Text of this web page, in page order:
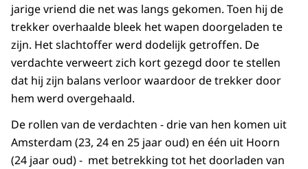
jarige vriend die net was langs gekomen. Toen hij de
trekker overhaalde bleek het wapen doorgeladen te
zijn. Het slachtoffer werd dodelijk getroffen. De
verdachte verweert zich kort gezegd door te stellen
dat hij zijn balans verloor waardoor de trekker door
hem werd overgehaald.
De rollen van de verdachten - drie van hen komen uit
Amsterdam (23, 24 en 25 jaar oud) en één uit Hoorn
(24 jaar oud) - met betrekking tot het doorladen van